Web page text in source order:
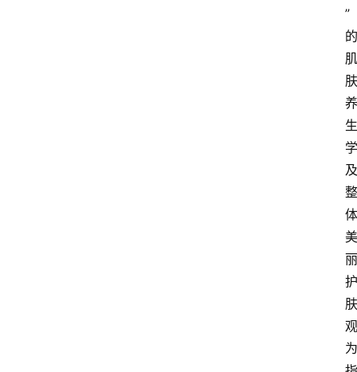
”
的
肌
肤
养
生
学
及
整
体
美
丽
护
肤
观
为